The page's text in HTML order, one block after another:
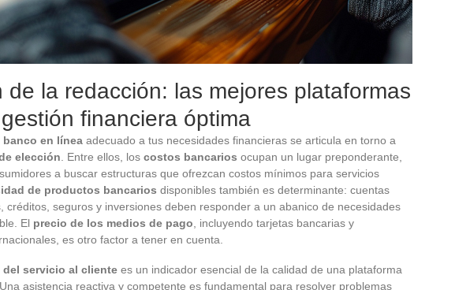
de la redacción: las mejores plataformas
financiera óptima
banco en línea adecuado a tus necesidades financieras se articula en torno a
elección . Entre ellos, los costos bancarios ocupan un lugar preponderante,
a buscar estructuras que ofrezcan costos mínimos para servicios
de productos bancarios disponibles también es determinante: cuentas
créditos, seguros y inversiones deben responder a un abanico de necesidades
El precio de los medios de pago , incluyendo tarjetas bancarias y
es otro factor a tener en cuenta.
servicio al cliente es un indicador esencial de la calidad de una plataforma
asistencia reactiva y competente es fundamental para resolver problemas